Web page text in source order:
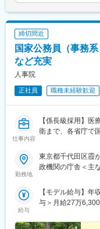
締切間近
国家公務員（事務
など充実
人事院
正社員 職種未経験歓迎
仕事内容
【係長級採用】
衛まで、各省庁で
勤務地
東京都千代田区霞
政機関の庁舎＜主
局、国税事務所）
スもあります※就
給与
【モデル給与】
与＞月給27万
験年数と同程度の